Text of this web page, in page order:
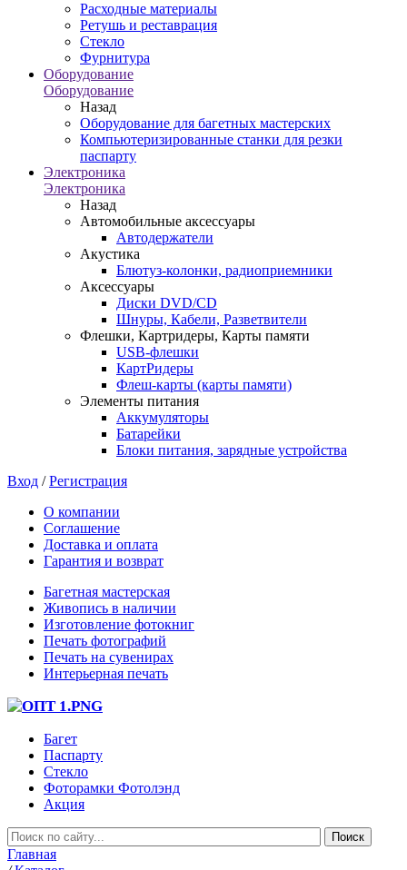
Расходные материалы
Ретушь и реставрация
Стекло
Фурнитура
Оборудование
Оборудование
Назад
Оборудование для багетных мастерских
Компьютеризированные станки для резки
паспарту
Электроника
Электроника
Назад
Автомобильные аксессуары
Автодержатели
Акустика
Блютуз-колонки, радиоприемники
Аксессуары
Диски DVD/CD
Шнуры, Кабели, Разветвители
Флешки, Картридеры, Карты памяти
USB-флешки
КартРидеры
Флеш-карты (карты памяти)
Элементы питания
Аккумуляторы
Батарейки
Блоки питания, зарядные устройства
Вход /Регистрация
О компании
Соглашение
Доставка и оплата
Гарантия и возврат
Багетная мастерская
Живопись в наличии
Изготовление фотокниг
Печать фотографий
Печать на сувенирах
Интерьерная печать
Багет
Паспарту
Стекло
Фоторамки Фотолэнд
Акция
Главная